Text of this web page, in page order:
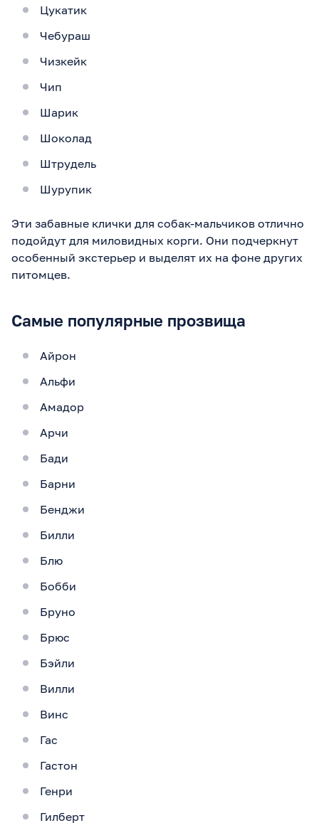
Цукатик
Чебураш
Чизкейк
Чип
Шарик
Шоколад
Штрудель
Шурупик
Эти забавные клички для собак-мальчиков отлично
подойдут для миловидных корги. Они подчеркнут
особенный экстерьер и выделят их на фоне других
питомцев.
Самые популярные прозвища
Айрон
Альфи
Амадор
Арчи
Бади
Барни
Бенджи
Билли
Блю
Бобби
Бруно
Брюс
Бэйли
Вилли
Винс
Гас
Гастон
Генри
Гилберт